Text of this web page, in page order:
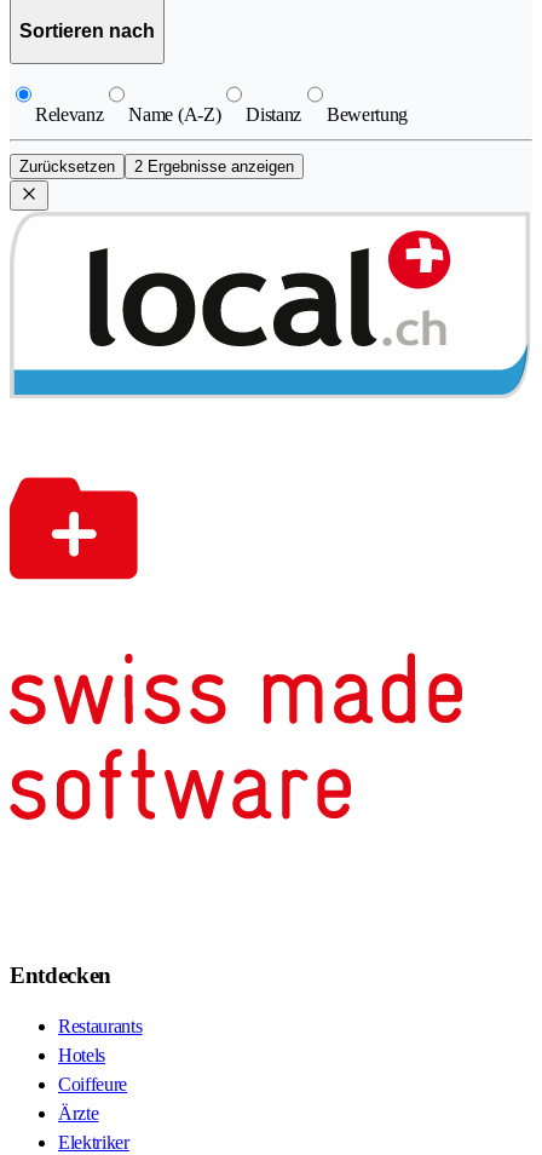
Sortieren nach
Relevanz Name (A-Z) Distanz Bewertung
Zurücksetzen 2 Ergebnisse anzeigen
Entdecken
Restaurants
Hotels
Coiffeure
Ärzte
Elektriker